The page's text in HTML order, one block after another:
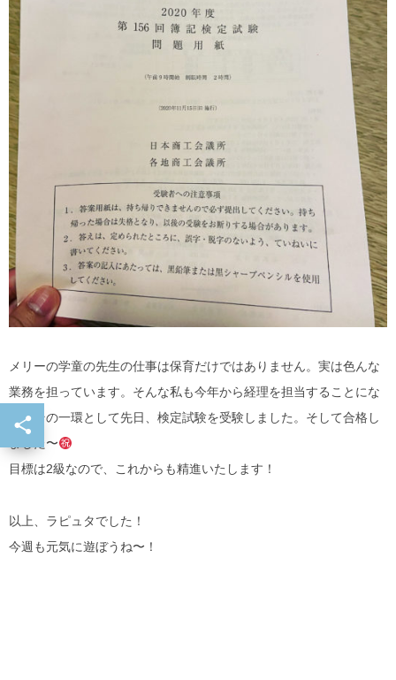
メリーの学童の先生の仕事は保育だけではありません。実は色んな
業務を担っています。そんな私も今年から経理を担当することにな
り、その一環として先日、検定試験を受験しました。そして合格し
ました〜
目標は2級なので、これからも精進いたします！
以上、ラピュタでした！
今週も元気に遊ぼうね〜！